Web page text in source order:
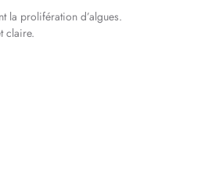
la prolifération d’algues.
claire.